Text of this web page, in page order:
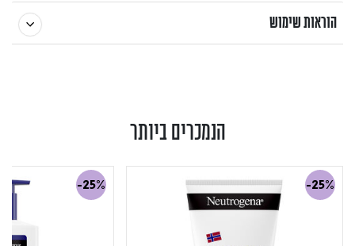
הוראות שימוש
הנמכרים ביותר
-25%
-25%